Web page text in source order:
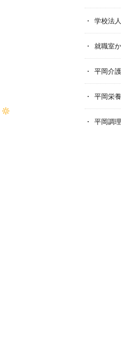
学校法
就職室
平岡介
平岡栄
平岡調